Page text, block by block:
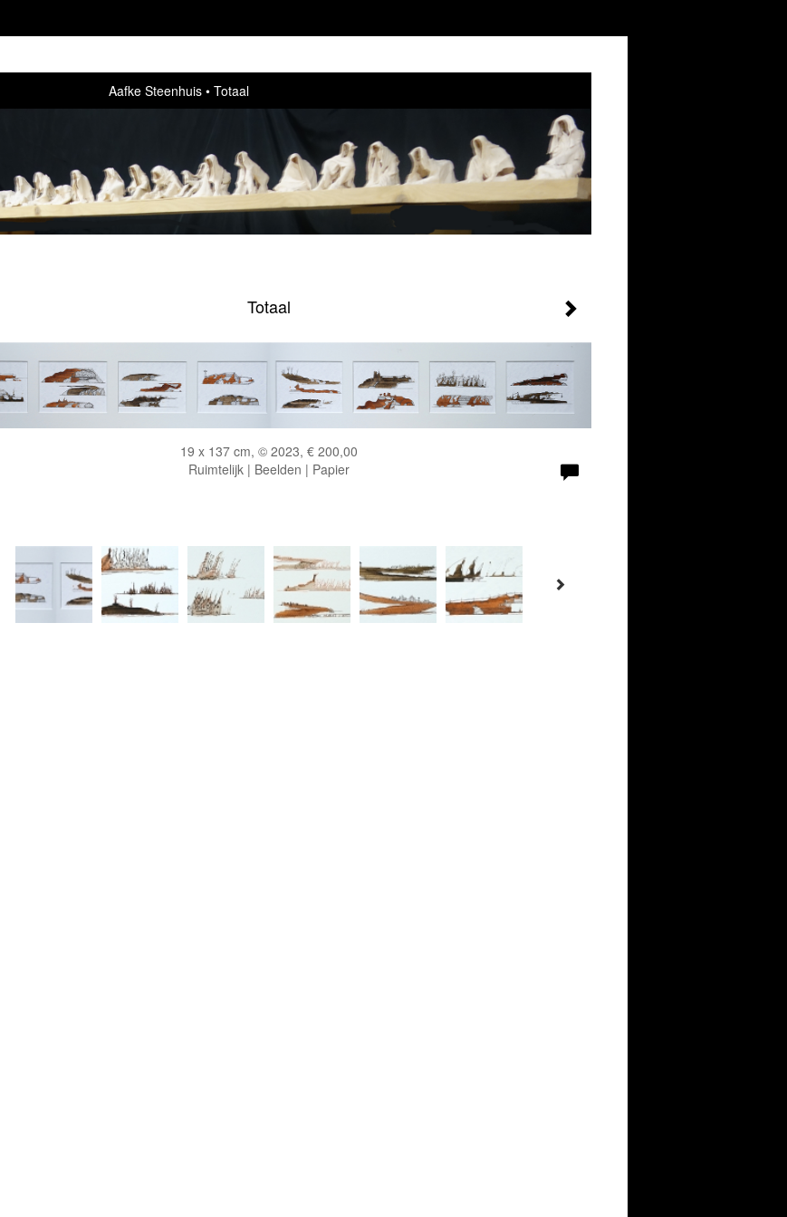
Aafke Steenhuis Totaal
Totaal
19 x 137 cm, © 2023, € 200,00
Ruimtelijk | Beelden | Papier